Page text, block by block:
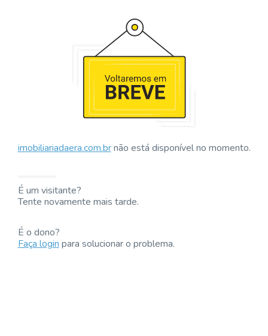
imobiliariadaera.com.brnão está disponível no momento.
É um visitante?
Tente novamente mais tarde.
É o dono?
Faça loginpara solucionar o problema.